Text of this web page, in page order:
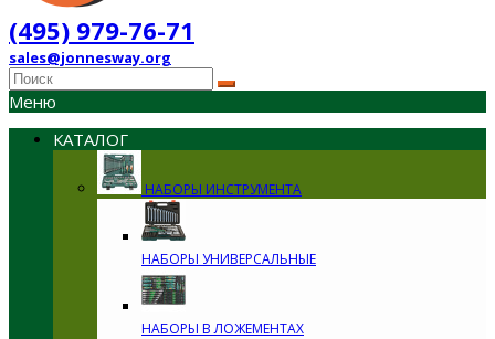
(495) 979-76-71
sales@jonnesway.org
Меню
КАТАЛОГ
НАБОРЫ ИНСТРУМЕНТА
НАБОРЫ УНИВЕРСАЛЬНЫЕ
НАБОРЫ В ЛОЖЕМЕНТАХ